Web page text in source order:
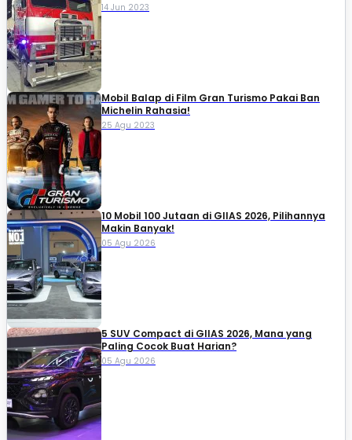
14 Jun 2023
Mobil Balap di Film Gran Turismo Pakai Ban
Michelin Rahasia!
25 Agu 2023
10 Mobil 100 Jutaan di GIIAS 2026, Pilihannya
Makin Banyak!
05 Agu 2026
5 SUV Compact di GIIAS 2026, Mana yang
Paling Cocok Buat Harian?
05 Agu 2026